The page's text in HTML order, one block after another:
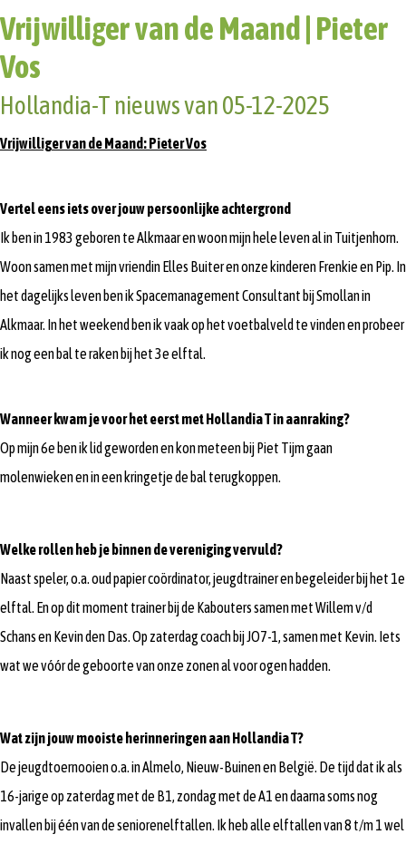
Vrijwilliger van de Maand | Pieter
Vos
Hollandia-T nieuws van 05-12-2025
Vrijwilliger van de Maand: Pieter Vos
Vertel eens iets over jouw persoonlijke achtergrond
Ik ben in 1983 geboren te Alkmaar en woon mijn hele leven al in Tuitjenhorn.
Woon samen met mijn vriendin Elles Buiter en onze kinderen Frenkie en Pip. In
het dagelijks leven ben ik Spacemanagement Consultant bij Smollan in
Alkmaar. In het weekend ben ik vaak op het voetbalveld te vinden en probeer
ik nog een bal te raken bij het 3e elftal.
Wanneer kwam je voor het eerst met Hollandia T in aanraking?
Op mijn 6e ben ik lid geworden en kon meteen bij Piet Tijm gaan
molenwieken en in een kringetje de bal terugkoppen.
Welke rollen heb je binnen de vereniging vervuld?
Naast speler, o.a. oud papier coördinator, jeugdtrainer en begeleider bij het 1e
elftal. En op dit moment trainer bij de Kabouters samen met Willem v/d
Schans en Kevin den Das. Op zaterdag coach bij JO7-1, samen met Kevin. Iets
wat we vóór de geboorte van onze zonen al voor ogen hadden.
Wat zijn jouw mooiste herinneringen aan Hollandia T?
De jeugdtoernooien o.a. in Almelo, Nieuw-Buinen en België. De tijd dat ik als
16-jarige op zaterdag met de B1, zondag met de A1 en daarna soms nog
invallen bij één van de seniorenelftallen. Ik heb alle elftallen van 8 t/m 1 wel